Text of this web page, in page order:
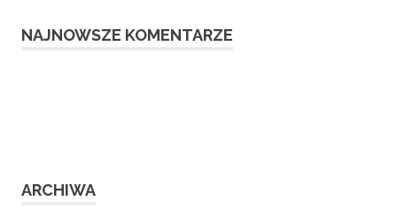
NAJNOWSZE KOMENTARZE
ARCHIWA